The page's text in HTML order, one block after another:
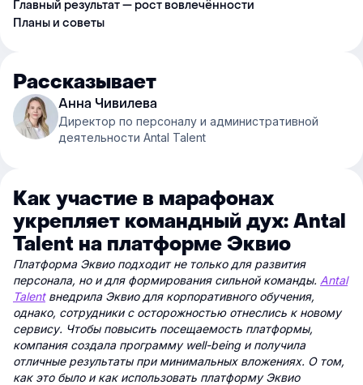
Главный результат — рост вовлечённости
Планы и советы
Рассказывает
Анна Чивилева
Директор по персоналу и административной
деятельности Antal Talent
Как участие в марафонах
укрепляет командный дух: Antal
Talent на платформе Эквио
Платформа Эквио подходит не только для развития
персонала, но и для формирования сильной команды. Antal
Talentвнедрила Эквио для корпоративного обучения,
однако, сотрудники с осторожностью отнеслись к новому
сервису. Чтобы повысить посещаемость платформы,
компания создала программу well-being и получила
отличные результаты при минимальных вложениях. О том,
как это было и как использовать платформу Эквио